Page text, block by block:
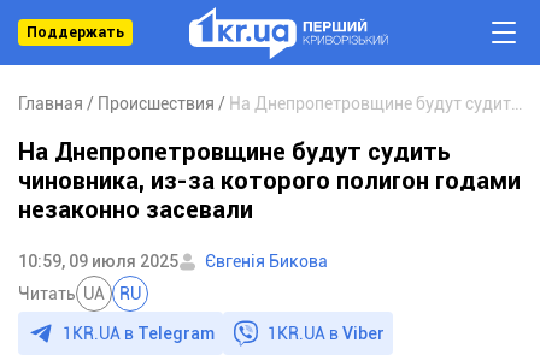
Поддержать
Главная Происшествия
На Днепропетровщине будут судить
чиновника, из-за которого полигон годами
незаконно засевали
10:59, 09 июля 2025
Євгенія Бикова
Читать UA RU
1KR.UA в Telegram 1KR.UA вViber